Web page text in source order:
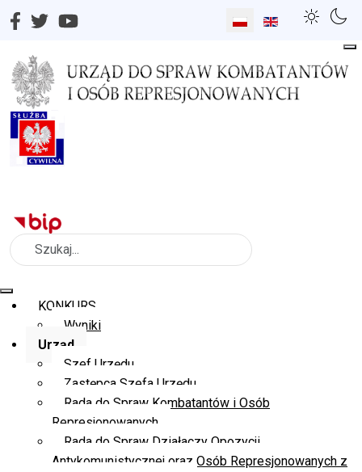
Wybierz swój język
Szukaj
KONKURS
Wyniki
Urząd
Szef Urzędu
Zastępca Szefa Urzędu
Rada do Spraw Kombatantów i Osób
Represjonowanych
Rada do Spraw Działaczy Opozycji
Antykomunistycznej oraz Osób Represjonowanych z